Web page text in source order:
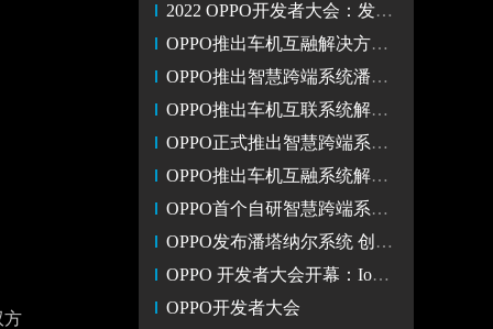
方
2022 OPPO开发者大会：发布ColorOS 13，智慧跨端系统潘塔纳尔
OPPO推出车机互融解决方案OPPO Carlink 开创车机融合新模式
OPPO推出智慧跨端系统潘塔纳尔 发布车机互融方案OPPO Carlink
OPPO推出车机互联系统解决方案OPPO Carlink
OPPO正式推出智慧跨端系统潘塔纳尔 成为万物互融的软件基座
OPPO推出车机互融系统解决方案——OPPO Carlink
OPPO首个自研智慧跨端系统潘塔纳尔亮相
OPPO发布潘塔纳尔系统 创造万物互融新体验
OPPO 开发者大会开幕：IoT业务3年各品类实现超120%高增长
OPPO开发者大会